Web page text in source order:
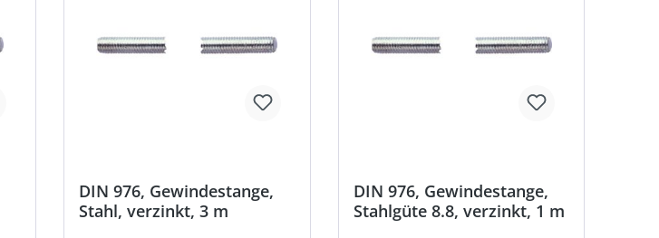
DIN 976, Gewindestange,
Stahl, verzinkt, 3 m
DIN 976, Gewindestange,
Stahlgüte 8.8, verzinkt, 1 m